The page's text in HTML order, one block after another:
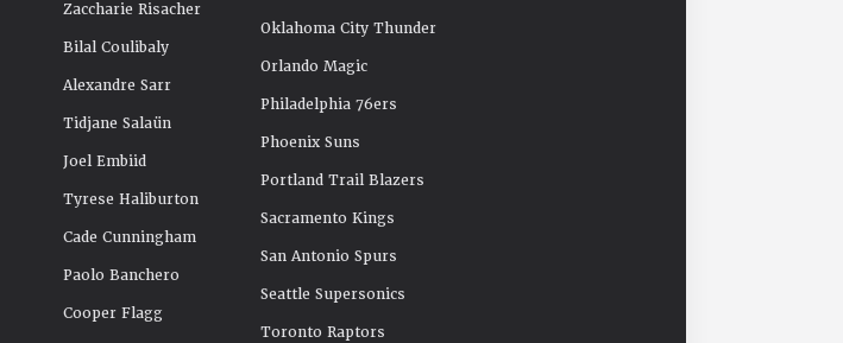
Zaccharie Risacher
Bilal Coulibaly
Alexandre Sarr
Tidjane Salaün
Joel Embiid
Tyrese Haliburton
Cade Cunningham
Paolo Banchero
Cooper Flagg
Oklahoma City Thunder
Orlando Magic
Philadelphia 76ers
Phoenix Suns
Portland Trail Blazers
Sacramento Kings
San Antonio Spurs
Seattle Supersonics
Toronto Raptors